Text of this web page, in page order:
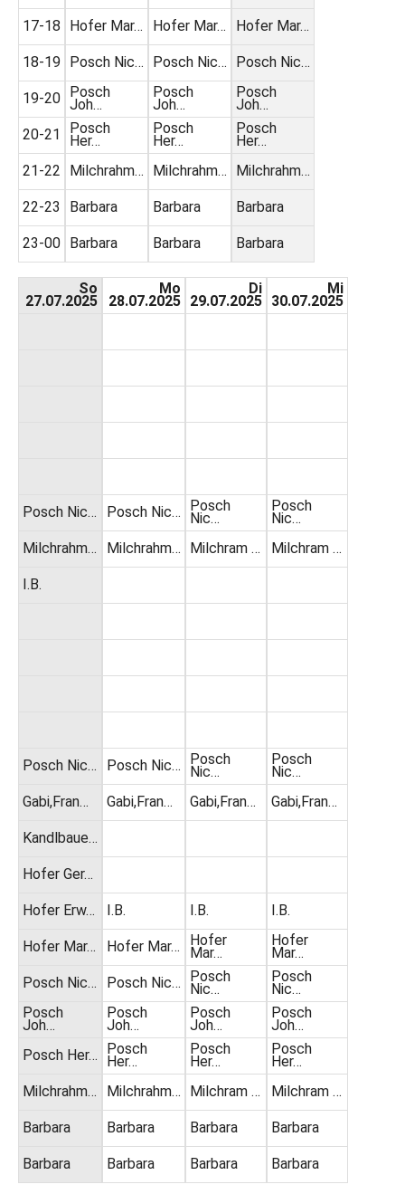
17-18
18-19
19-20
20-21
21-22
22-23
23-00
Hofer Mar…
Posch Nic…
Posch
Joh…
Posch
Her…
Milchrahm…
Barbara
Barbara
Hofer Mar…
Posch Nic…
Posch
Joh…
Posch
Her…
Milchrahm…
Barbara
Barbara
Hofer Mar…
Posch Nic…
Posch
Joh…
Posch
Her…
Milchrahm…
Barbara
Barbara
So
27.07.2025
Posch Nic…
Milchrahm…
I.B.
Posch Nic…
Gabi,Fran…
Kandlbaue…
Hofer Ger…
Hofer Erw…
Hofer Mar…
Posch Nic…
Posch
Joh…
Posch Her…
Milchrahm…
Barbara
Barbara
Mo
28.07.2025
Posch Nic…
Milchrahm…
Posch Nic…
Gabi,Fran…
I.B.
Hofer Mar…
Posch Nic…
Posch
Joh…
Posch
Her…
Milchrahm…
Barbara
Barbara
Di
29.07.2025
Posch
Nic…
Milchram …
Posch
Nic…
Gabi,Fran…
I.B.
Hofer
Mar…
Posch
Nic…
Posch
Joh…
Posch
Her…
Milchram …
Barbara
Barbara
Mi
30.07.2025
Posch
Nic…
Milchram …
Posch
Nic…
Gabi,Fran…
I.B.
Hofer
Mar…
Posch
Nic…
Posch
Joh…
Posch
Her…
Milchram …
Barbara
Barbara